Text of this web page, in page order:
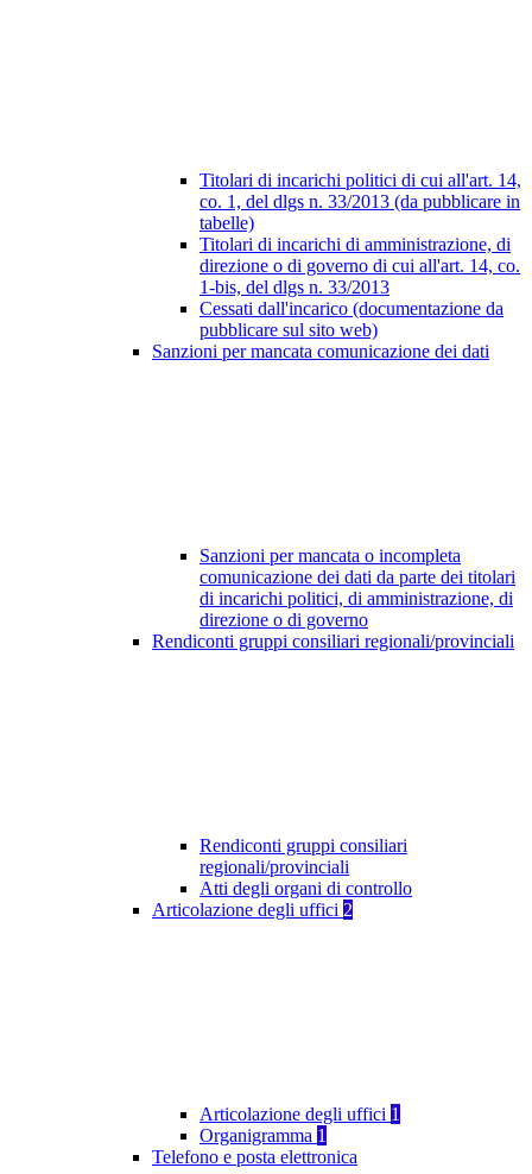
Titolari di incarichi politici di cui all'art. 14,
co. 1, del dlgs n. 33/2013 (da pubblicare in
tabelle)
Titolari di incarichi di amministrazione, di
direzione o di governo di cui all'art. 14, co.
1-bis, del dlgs n. 33/2013
Cessati dall'incarico (documentazione da
pubblicare sul sito web)
Sanzioni per mancata comunicazione dei dati
Sanzioni per mancata o incompleta
comunicazione dei dati da parte dei titolari
di incarichi politici, di amministrazione, di
direzione o di governo
Rendiconti gruppi consiliari regionali/provinciali
Rendiconti gruppi consiliari
regionali/provinciali
Atti degli organi di controllo
Articolazione degli uffici 2
Articolazione degli uffici 1
Organigramma 1
Telefono e posta elettronica